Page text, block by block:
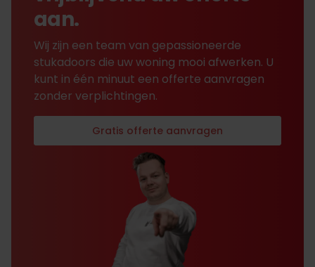
aan.
Wij zijn een team van gepassioneerde
stukadoors die uw woning mooi afwerken. U
kunt in één minuut een offerte aanvragen
zonder verplichtingen.
Gratis offerte aanvragen